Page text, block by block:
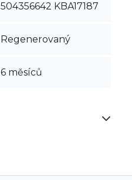
504356642 KBA17187
Regenerovaný
6 měsíců